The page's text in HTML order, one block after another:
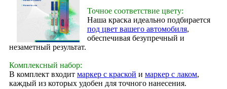
Точное соответствие цвету:
Наша краска идеально подбирается
под цвет вашего автомобиля,
обеспечивая безупречный и
незаметный результат.
Комплексный набор:
В комплект входит маркер с краской и маркер с лаком,
каждый из которых удобен для точного нанесения.